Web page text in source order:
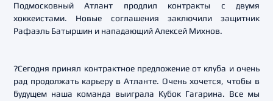
Подмосковный Атлант продлил контракты с двумя
хоккеистами. Новые соглашения заключили защитник
Рафаэль Батыршин и нападающий Алексей Михнов.
?Сегодня принял контрактное предложение от клуба и очень
рад продолжать карьеру в Атланте. Очень хочется, чтобы в
будущем наша команда выиграла Кубок Гагарина. Все мы